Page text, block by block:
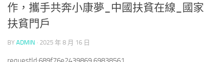
作，攜手共奔小康夢_中國扶貧在線_國家
扶貧門戶
BY ADMIN · 2025 年 8 月 16 日